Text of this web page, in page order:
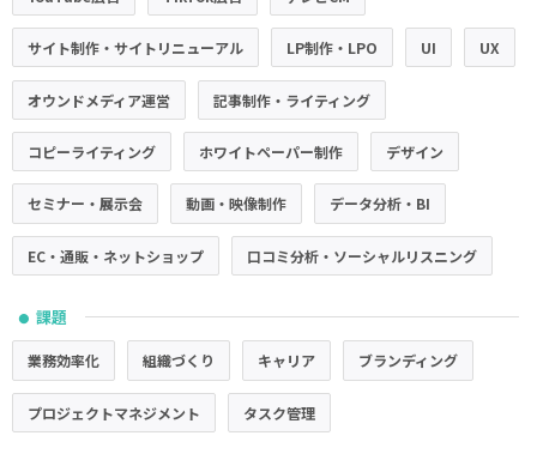
サイト制作・サイトリニューアル LP制作・LPO UI UX
オウンドメディア運営 記事制作・ライティング
コピーライティング ホワイトペーパー制作 デザイン
セミナー・展示会 動画・映像制作 データ分析・BI
EC・通販・ネットショップ 口コミ分析・ソーシャルリスニング
● 課題
業務効率化 組織づくり キャリア ブランディング
プロジェクトマネジメント タスク管理